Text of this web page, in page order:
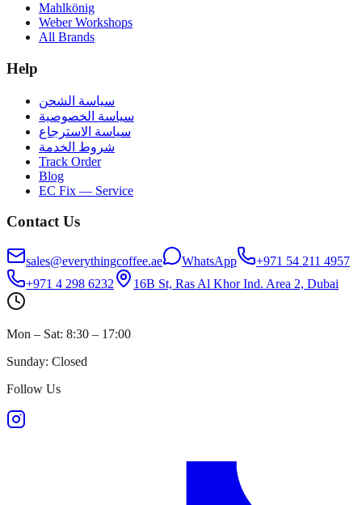
Mahlkönig
Weber Workshops
All Brands
Help
سياسة الشحن
سياسة الخصوصية
سياسة الاسترجاع
شروط الخدمة
Track Order
Blog
EC Fix — Service
Contact Us
sales@everythingcoffee.ae WhatsApp
+971 54 211 4957
+971 4 298 6232
16B St, Ras Al Khor Ind. Area 2, Dubai
Mon – Sat: 8:30 – 17:00
Sunday: Closed
Follow Us